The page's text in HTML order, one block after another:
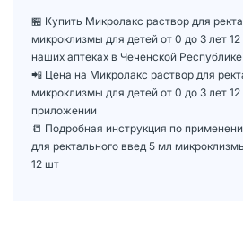
🏪 Купить Микролакс раствор для
микроклизмы для детей от 0 до 3 лет
наших аптеках в Чеченской Республике
📲 Цена на Микролакс раствор для
микроклизмы для детей от 0 до 3 лет
приложении
📒 Подробная инструкция по
для ректального введ 5 мл
12 шт